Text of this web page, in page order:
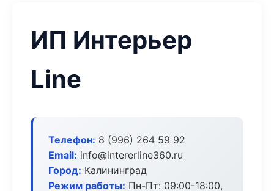
ИП Интерьер
Line
Телефон: 8 (996) 264 59 92
Email: info@intererline360.ru
Город: Калининград
Режим работы: Пн-Пт: 09:00-18:00,